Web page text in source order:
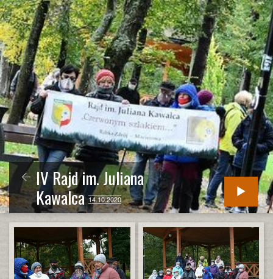
IV Rajd im. Juliana
Kawalca14.10.2020